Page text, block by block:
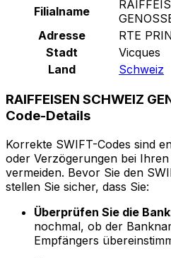
Filialname
Adresse
RTE
Stadt
Vicques
Land
Schweiz
RAIFFEISEN SCHWEIZ
Code-Details
Korrekte SWIFT-Codes sind
oder Verzögerungen bei
vermeiden. Bevor Sie den
stellen Sie sicher, dass Sie:
Überprüfen Sie die
nochmal, ob der
Empfängers